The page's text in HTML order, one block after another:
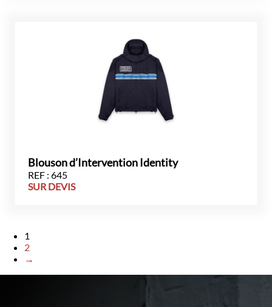
Blouson d’Intervention Identity
REF : 645
SUR DEVIS
1
2
→